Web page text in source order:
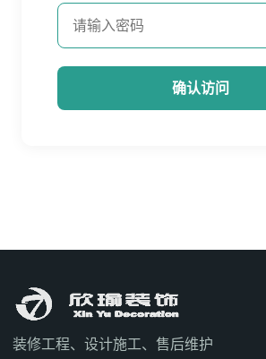
确认访问
装修工程、设计施工、售后维护